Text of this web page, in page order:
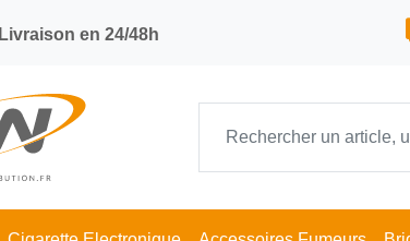
Livraison en 24/48h